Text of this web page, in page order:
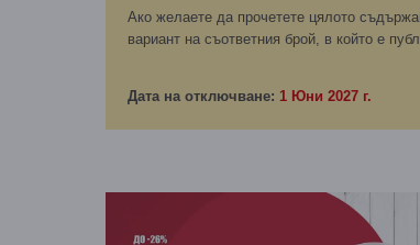
Ако желаете да прочетете цялото
вариант на съответния брой, в който е
Дата на отключване: 1 Юни 2027 г.